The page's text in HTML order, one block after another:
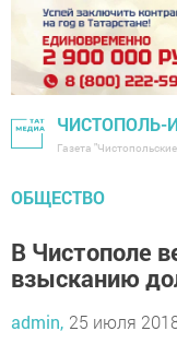
ЧИСТОПОЛЬ-
Газета
ОБЩЕСТВО
В Чистополе
взысканию
admin, 25 июля